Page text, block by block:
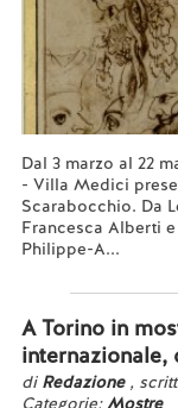
Dal 3 marzo al 22
- Villa Medici
Scarabocchio. Da
Francesca Alberti
Philippe-A...
A Torino in
internazionale,
di Redazione ,
Categorie: Mostre